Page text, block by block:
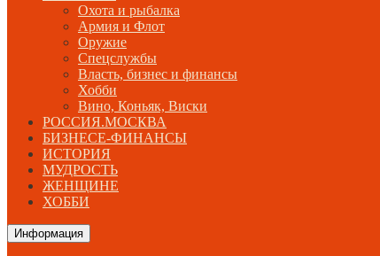
Охота и рыбалка
Армия и Флот
Оружие
Спецслужбы
Власть, бизнес и финансы
Хобби
Вино, Коньяк, Виски
РОССИЯ.МОСКВА
БИЗНЕСЕ-ФИНАНСЫ
ИСТОРИЯ
МУДРОСТЬ
ЖЕНЩИНЕ
ХОББИ
Информация